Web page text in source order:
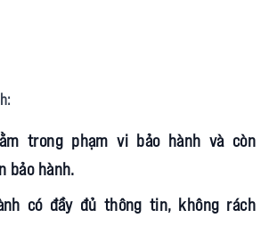
trong phạm vi bảo hành và còn
bảo hành.
có đầy đủ thông tin, không rách